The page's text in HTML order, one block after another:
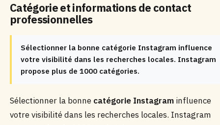
Catégorie et informations de contact
professionnelles
Sélectionner la bonne catégorie Instagram influence
votre visibilité dans les recherches locales. Instagram
propose plus de 1000 catégories.
Sélectionner la bonne catégorie Instagram influence
votre visibilité dans les recherches locales. Instagram